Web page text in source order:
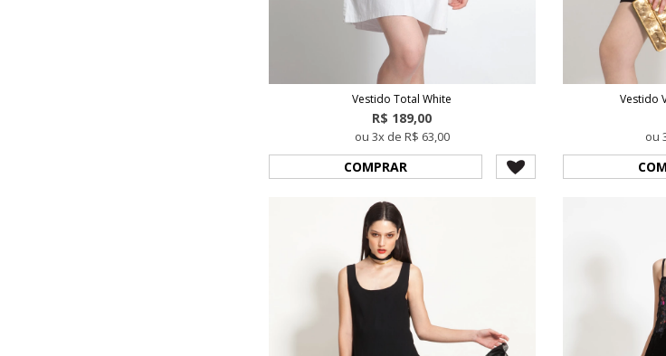
Vestido Total White
R$ 189,00
ou 3x de R$ 63,00
COMPRAR
Vestido
ou